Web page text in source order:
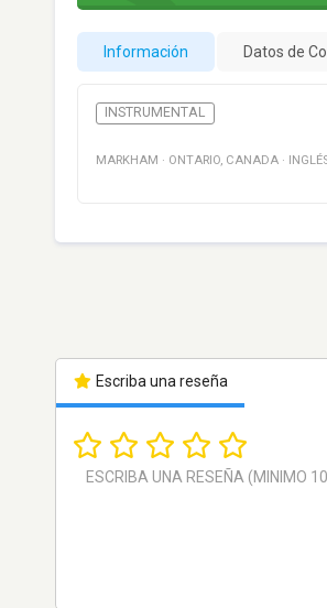
Información Datos de
INSTRUMENTAL
MARKHAM · ONTARIO, CANADA ·
Escriba una reseña